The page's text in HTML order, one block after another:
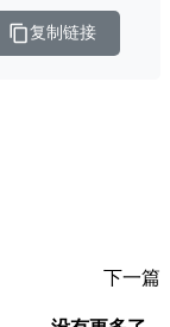
复制链接
下一篇